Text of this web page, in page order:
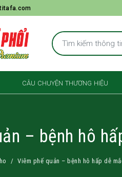
CÂU CHUYỆN THƯƠNG HIỆU
– bệnh hô
Viêm phế quản – bệnh hô hấp dễ